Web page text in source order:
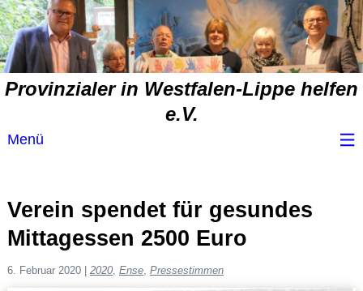
Provinzialer in Westfalen-Lippe helfen
e.V.
Menü
Service
Spendenvorschlag
Verein spendet für gesundes
Mittagessen 2500 Euro
6. Februar 2020 | 2020 Ense Pressestimmen